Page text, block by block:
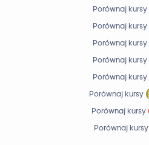
Porównaj kursy
Porównaj kursy
Porównaj kursy
Porównaj kursy
Porównaj kursy
Porównaj kursy
Porównaj kursy
Porównaj kursy